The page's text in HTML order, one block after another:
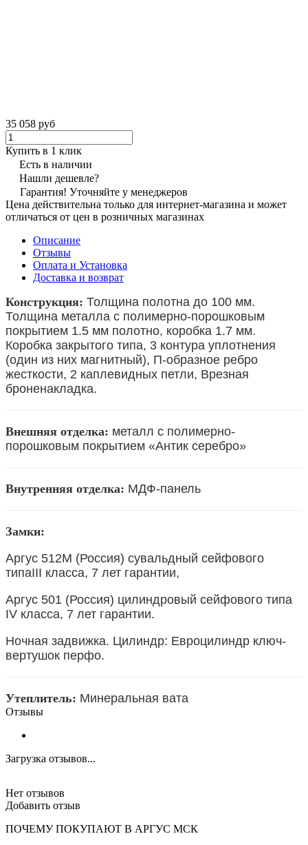
35 058 руб
Купить в 1 клик
Есть в наличии
Нашли дешевле?
Гарантия! Уточняйте у менеджеров
Цена действительна только для интернет-магазина и может
отличаться от цен в розничных магазинах
Описание
Отзывы
Оплата и Установка
Доставка и возврат
Конструкция: Толщина полотна до 100 мм.
Толщина металла с полимерно-порошковым
покрытием 1.5 мм полотно, коробка 1.7 мм.
Коробка закрытого типа, 3 контура уплотнения
(один из них магнитный), П-образное ребро
жесткости, 2 каплевидных петли, Врезная
броненакладка.
Внешняя отделка: металл с полимерно-
порошковым покрытием «Антик серебро»
Внутренняя отделка: МДФ-панель
Замки:
Аргус 512М (Россия) сувальдный сейфового
типаIII класса, 7 лет гарантии,
Аргус 501 (Россия) цилиндровый сейфового типа
IV класса, 7 лет гарантии.
Ночная задвижка. Цилиндр: Евроцилиндр ключ-
вертушок перфо.
Утеплитель: Минеральная вата
Отзывы
Загрузка отзывов...
Нет отзывов
Добавить отзыв
ПОЧЕМУ ПОКУПАЮТ В АРГУС МСК